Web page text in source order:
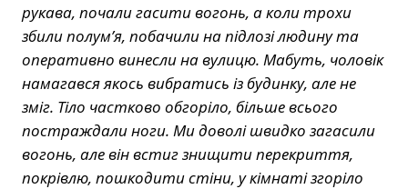
рукава, почали гасити вогонь, а коли трохи
збили полум’я, побачили на підлозі людину та
оперативно винесли на вулицю. Мабуть, чоловік
намагався якось вибратись із будинку, але не
зміг. Тіло частково обгоріло, більше всього
постраждали ноги. Ми доволі швидко загасили
вогонь, але він встиг знищити перекриття,
покрівлю, пошкодити стіни, у кімнаті згоріло